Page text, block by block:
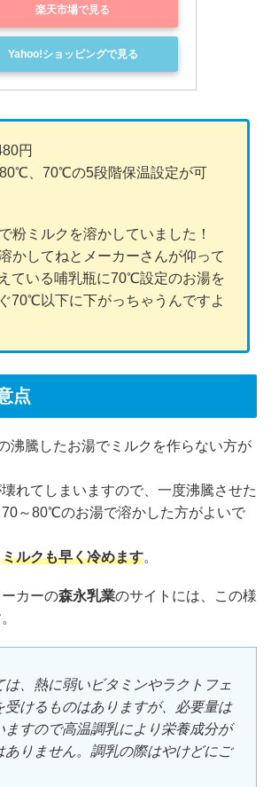
楽天市場で見る
Yahoo!ショッピングで見る
円
、70℃の5段階保温設定が可
で粉ミルクを溶かしていました！
かしてねとメーカーさんが仰って
ている哺乳瓶に70℃設定のお湯を
70℃以下に下がっちゃうんですよ
点
沸騰したお湯でミルクを作らない方が
れてしまいますので、一度沸騰させた
～80℃のお湯で溶かした方がよいで
ミルクも早く冷めます。
カーの森永乳業のサイトには、この様
は、熱に弱いビタミンやラクトフェ
受けるものはありますが、必要量は
ますので高温調乳により栄養成分が
ありません。調乳の際はやけどにご